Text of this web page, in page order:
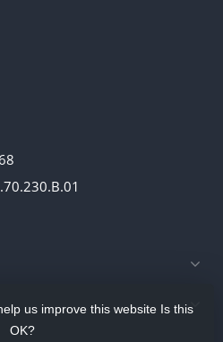
us improve this website Is this
OK?